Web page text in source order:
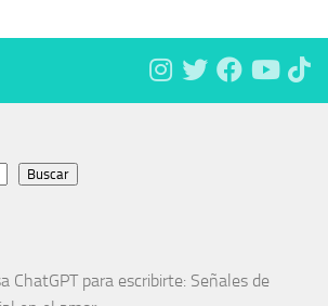
Buscar
ChatGPT para escribirte: Señales de